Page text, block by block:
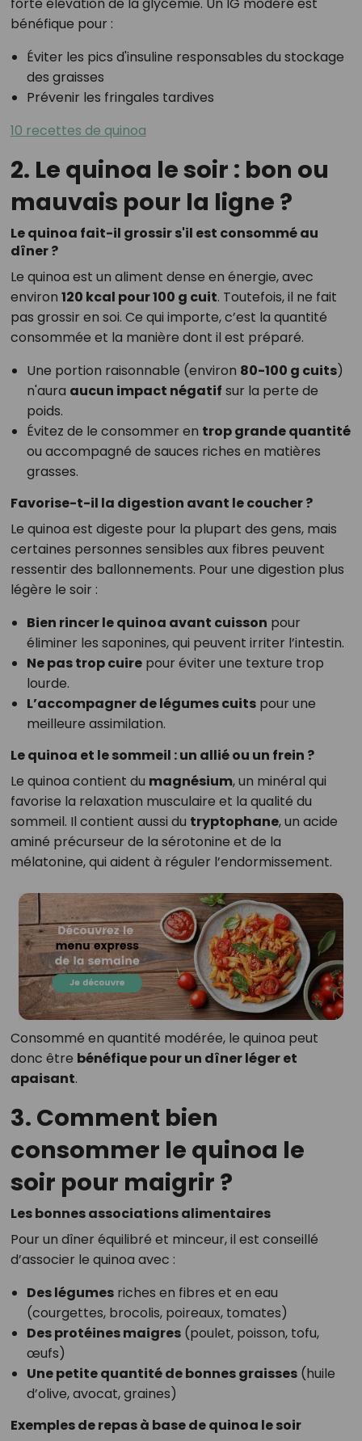
forte élévation de la glycémie. Un IG modéré est
bénéfique pour :
Éviter les pics d'insuline responsables du stockage
des graisses
Prévenir les fringales tardives
10 recettes de quinoa
2. Le quinoa le soir : bon ou
mauvais pour la ligne ?
Le quinoa fait-il grossir s'il est consommé au
dîner ?
Le quinoa est un aliment dense en énergie, avec
environ 120 kcal pour 100 g cuit. Toutefois, il ne fait
pas grossir en soi. Ce qui importe, c’est la quantité
consommée et la manière dont il est préparé.
Une portion raisonnable (environ 80-100 g cuits)
n'aura aucun impact négatif sur la perte de
poids.
Évitez de le consommer en trop grande quantité
ou accompagné de sauces riches en matières
grasses.
Favorise-t-il la digestion avant le coucher ?
Le quinoa est digeste pour la plupart des gens, mais
certaines personnes sensibles aux fibres peuvent
ressentir des ballonnements. Pour une digestion plus
légère le soir :
Bien rincer le quinoa avant cuisson pour
éliminer les saponines, qui peuvent irriter l’intestin.
Ne pas trop cuirepour éviter une texture trop
lourde.
L’accompagner de légumes cuitspour une
meilleure assimilation.
Le quinoa et le sommeil : un allié ou un frein ?
Le quinoa contient du magnésium, un minéral qui
favorise la relaxation musculaire et la qualité du
sommeil. Il contient aussi du tryptophane, un acide
aminé précurseur de la sérotonine et de la
mélatonine, qui aident à réguler l’endormissement.
Consommé en quantité modérée, le quinoa peut
donc être bénéfique pour un dîner léger et
apaisant.
3. Comment bien
consommer le quinoa le
soir pour maigrir ?
Les bonnes associations alimentaires
Pour un dîner équilibré et minceur, il est conseillé
d’associer le quinoa avec :
Des légumesriches en fibres et en eau
(courgettes, brocolis, poireaux, tomates)
Des protéines maigres(poulet, poisson, tofu,
œufs)
Une petite quantité de bonnes graisses(huile
d’olive, avocat, graines)
Exemples de repas à base de quinoa le soir